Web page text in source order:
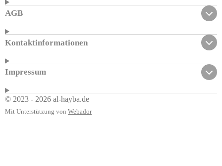
AGB
Kontaktinformationen
Impressum
© 2023 - 2026 al-hayba.de
Mit Unterstützung von Webador